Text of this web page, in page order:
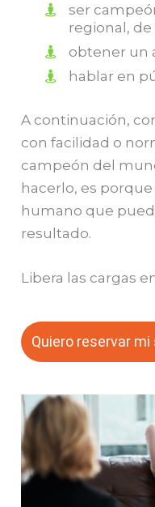
ser
regional,
obtener un
hablar en
A continuación,
con facilidad o
campeón del
hacerlo, es
humano que
resultado.
Libera las cargas
Quiero reservar